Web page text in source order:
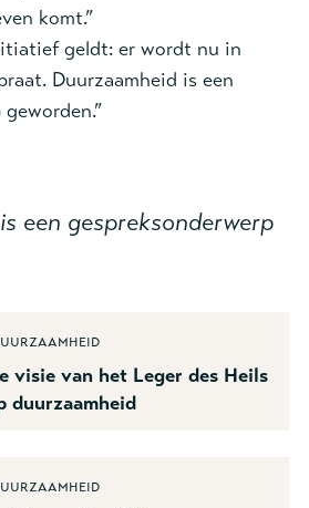
komt.”
geldt: er wordt nu in
Duurzaamheid is een
een gespreksonderwerp
visie van het Leger des Heils
duurzaamheid